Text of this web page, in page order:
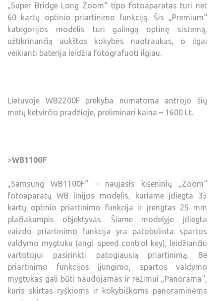
„Super Bridge Long Zoom“ tipo fotoaparatas turi net
60 kartų optinio priartinimo funkciją. Šis „Premium“
kategorijos modelis turi galingą optinę sistemą,
užtikrinančią aukštos kokybės nuotraukas, o ilgai
veikianti baterija leidžia fotografuoti ilgiau.
Lietuvoje WB2200F prekyba numatoma antrojo šių
metų ketvirčio pradžioje, preliminari kaina – 1600 Lt.
>WB1100F
„Samsung WB1100F“ – naujasis kišeninių „Zoom“
fotoaparatų WB linijos modelis, kuriame įdiegta 35
kartų optinio priartinimo funkcija ir įrengtas 25 mm
plačiakampis objektyvas. Šiame modelyje įdiegta
vaizdo priartinimo funkcija yra patobulinta spartos
valdymo mygtuku (angl. speed control key), leidžiančiu
vartotojui pasirinkti patogiausią priartinimą. Be
priartinimo funkcijos įjungimo, spartos valdymo
mygtukas gali būti naudojamas ir režimui „Panorama“,
kuris skirtas ryškioms ir kokybiškoms panoraminėms